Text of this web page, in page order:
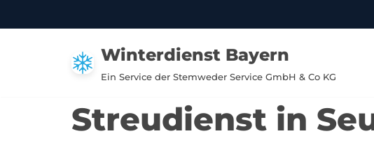
Winterdienst Bayern
Ein Service der Stemweder Service GmbH & Co KG
Streudienst in